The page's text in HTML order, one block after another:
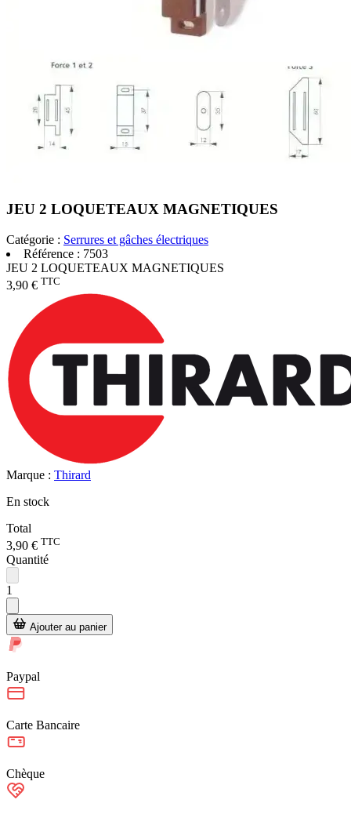
JEU 2 LOQUETEAUX MAGNETIQUES
Catégorie : Serrures et gâches électriques
Référence : 7503
JEU 2 LOQUETEAUX MAGNETIQUES
3,90 € TTC
Marque : Thirard
En stock
Total
3,90 € TTC
Quantité
1
Ajouter au panier
Paypal
Carte Bancaire
Chèque